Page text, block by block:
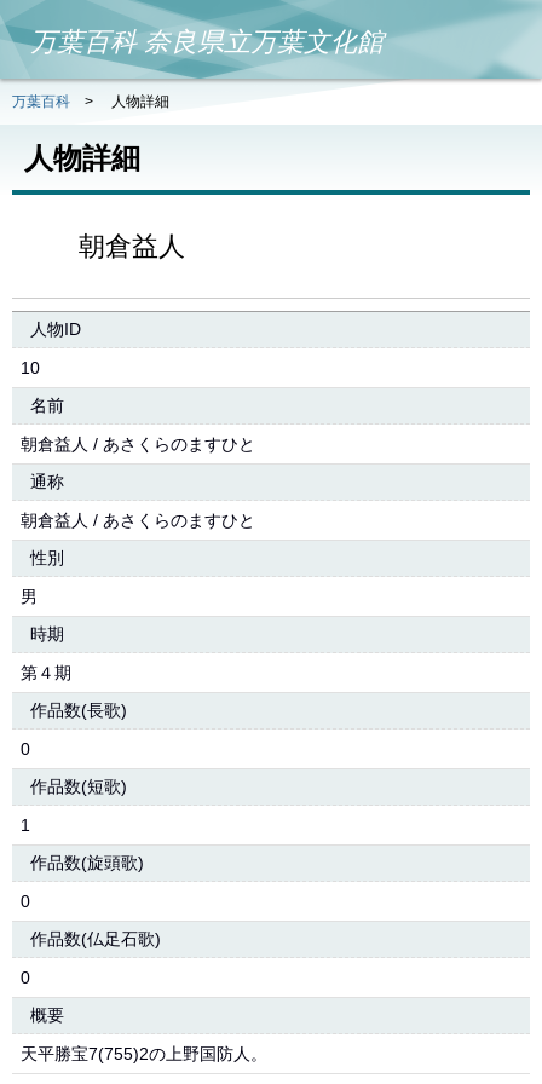
万葉百科 奈良県立万葉文化館
万葉百科 > 人物詳細
人物詳細
朝倉益人
人物ID
10
名前
朝倉益人 / あさくらのますひと
通称
朝倉益人 / あさくらのますひと
性別
男
時期
第４期
作品数(長歌)
0
作品数(短歌)
1
作品数(旋頭歌)
0
作品数(仏足石歌)
0
概要
天平勝宝7(755)2の上野国防人。